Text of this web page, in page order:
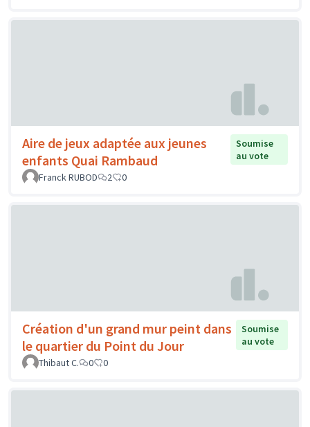
Aire de jeux adaptée aux jeunes
enfants Quai Rambaud
Soumise
au vote
Franck RUBOD
2 0
Création d'un grand mur peint dans
le quartier du Point du Jour
Soumise
au vote
Thibaut C.
0 0